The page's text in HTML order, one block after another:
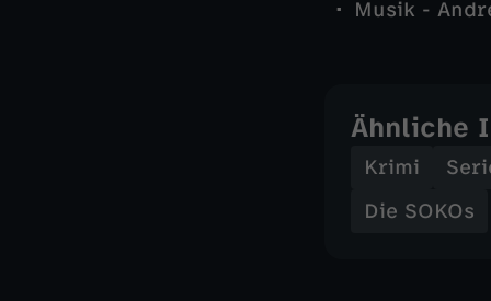
Musik -
Ähnliche
Krimi
Die SOKOs